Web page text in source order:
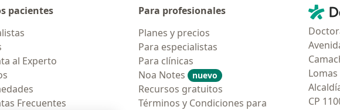
pacientes
al Experto
Frecuentes
Para profesionales
Planes y precios
Para especialistas
Para clínicas
Noa Notes
nuevo
Recursos gratuitos
Términos y Condiciones para
CP